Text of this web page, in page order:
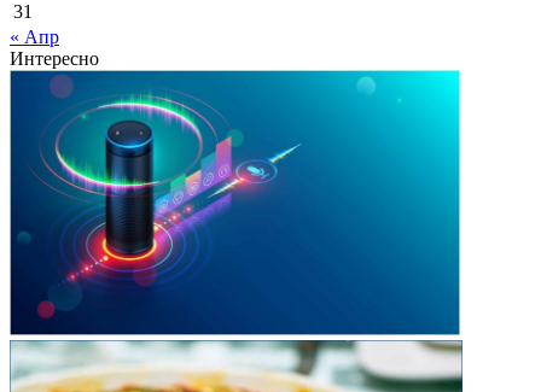
31
« Апр
Интересно